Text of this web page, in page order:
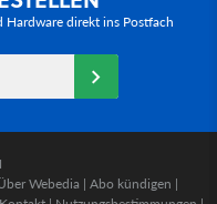
Hardware direkt ins Postfach
Webedia | Abo kündigen |